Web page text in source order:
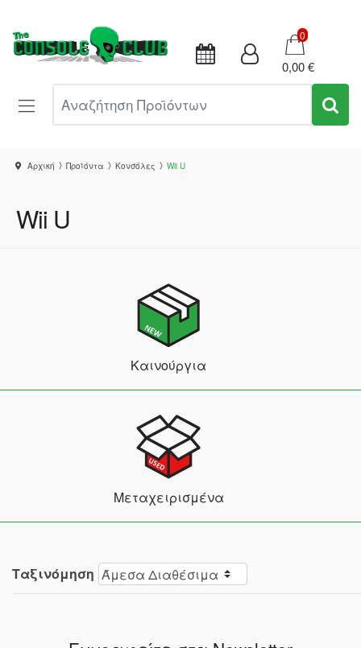
Καλάθι
0
0,00 €
Αρχική Προϊόντα Κονσόλες Wii U
Wii U
Καινούργια
Μεταχειρισμένα
Ταξινόμηση